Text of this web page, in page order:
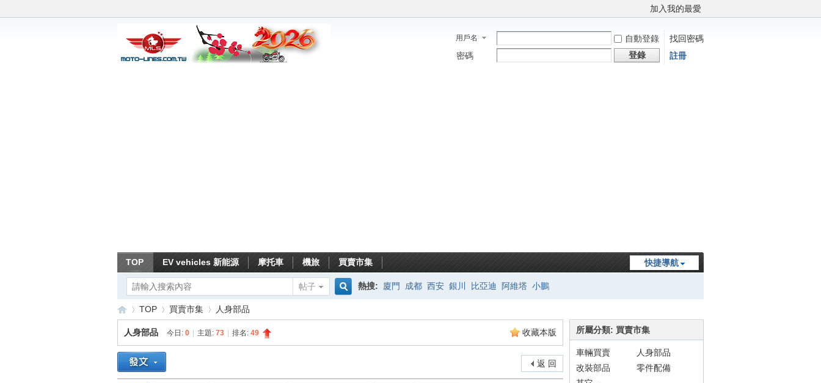
加入我的最愛
用戶名 自動登錄
找回密碼
密碼
登錄 註冊
快捷導航
TOP EV vehicles 新能源 摩托車 機旅 買賣市集
帖子
熱搜: 廈門 成都 西安 銀川 比亞迪 阿維塔 小鵬
»
TOP 買賣市集 人身部品
收藏本版
人身部品 今日: 0 主題: 73 排名: 49
返 回
所屬分類: 買賣市集
車輛買賣
人身部品
改裝部品
零件配備